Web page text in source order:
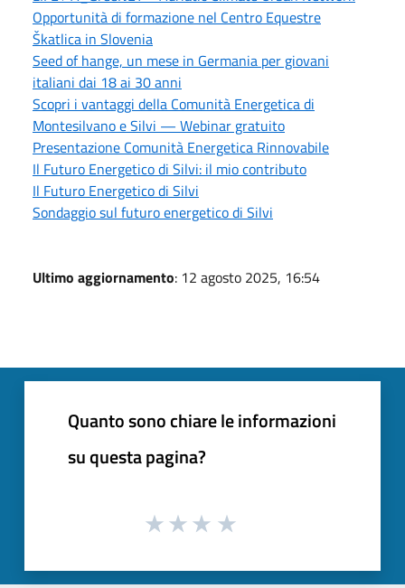
Opportunità di formazione nel Centro Equestre
Škatlica in Slovenia
Seed of hange, un mese in Germania per giovani
italiani dai 18 ai 30 anni
Scopri i vantaggi della Comunità Energetica di
Montesilvano e Silvi — Webinar gratuito
Presentazione Comunità Energetica Rinnovabile
Il Futuro Energetico di Silvi: il mio contributo
Il Futuro Energetico di Silvi
Sondaggio sul futuro energetico di Silvi
Ultimo aggiornamento: 12 agosto 2025, 16:54
Quanto sono chiare le informazioni
su questa pagina?